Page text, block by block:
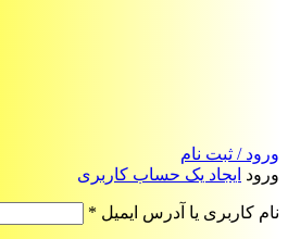
ورود / ثبت نام
ورود ایجاد یک حساب کاربری
نام کاربری یا آدرس ایمیل *